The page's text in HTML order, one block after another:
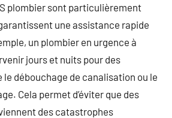
plombier sont particulièrement
une assistance rapide
un plombier en urgence à
jours et nuits pour des
le débouchage de canalisation ou le
Cela permet d’éviter que des
des catastrophes